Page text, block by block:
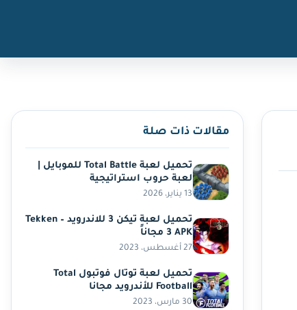
مقالات ذات صلة
تحميل لعبة Total Battle للموبايل |
لعبة حروب استراتيجية
13 يناير، 2026
تحميل لعبة تيكن 3 للاندرويد – Tekken
3 APK مجاناً
27 أغسطس، 2023
تحميل لعبة توتال فوتبول Total
Football للأندرويد مجانا
30 مارس، 2023